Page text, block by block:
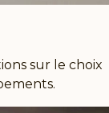
sur le choix